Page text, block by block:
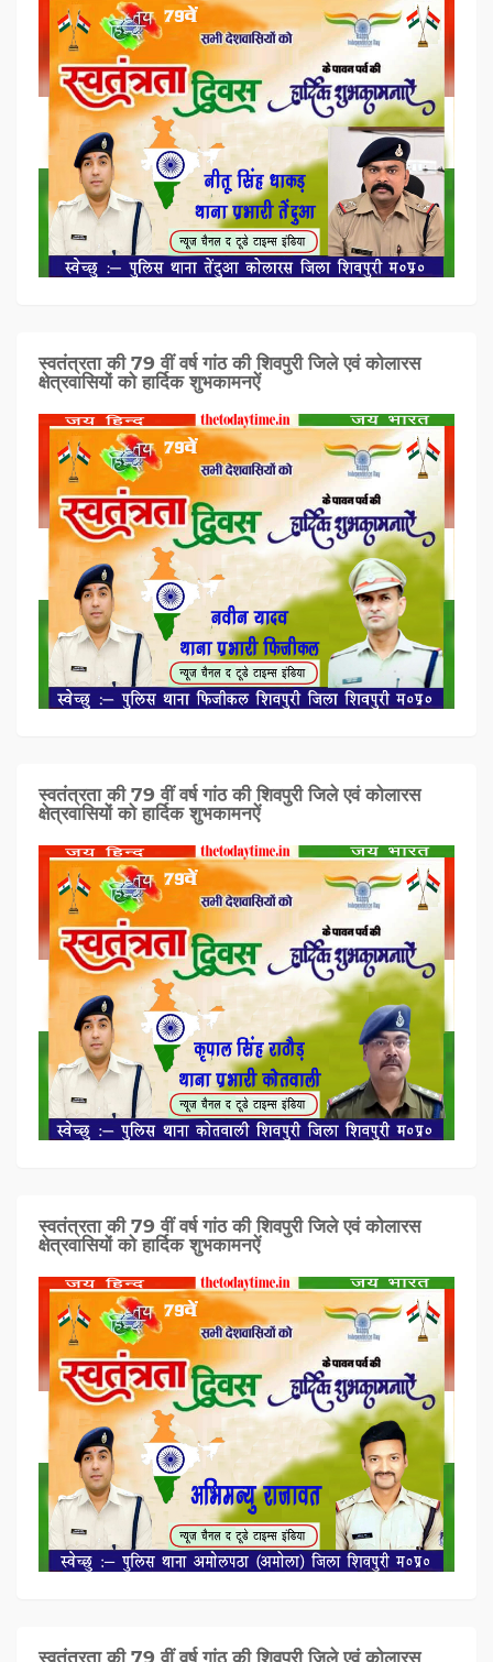
स्वतंत्रता की 79 वीं वर्ष गांठ की शिवपुरी जिले एवं कोलारस
क्षेत्रवासियों को हार्दिक शुभकामनऐं
स्वतंत्रता की 79 वीं वर्ष गांठ की शिवपुरी जिले एवं कोलारस
क्षेत्रवासियों को हार्दिक शुभकामनऐं
स्वतंत्रता की 79 वीं वर्ष गांठ की शिवपुरी जिले एवं कोलारस
क्षेत्रवासियों को हार्दिक शुभकामनऐं